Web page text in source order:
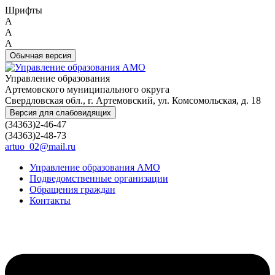
Шрифты
A
A
A
Обычная версия
Управление образования
Артемовского муниципального округа
Свердловская обл., г. Артемовский, ул. Комсомольская, д. 18
Версия для слабовидящих
(34363)2-46-47
(34363)2-48-73
artuo_02@mail.ru
Управление образования АМО
Подведомственные организации
Обращения граждан
Контакты